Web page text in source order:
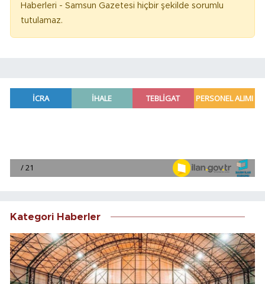
Haberleri - Samsun Gazetesi hiçbir şekilde sorumlu
tutulamaz.
Kategori Haberler